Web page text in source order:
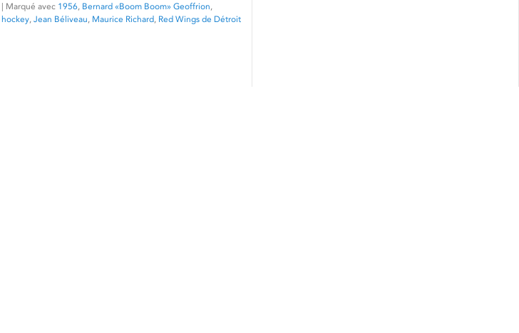
| Marqué avec 1956, Bernard «Boom Boom» Geoffrion,
hockey, Jean Béliveau, Maurice Richard, Red Wings de Détroit